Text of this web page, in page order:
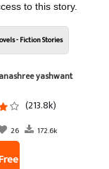
to this story.
- Fiction Stories
yashwant
(213.8k)
26 172.6k